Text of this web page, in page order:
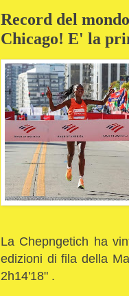
Record del
Chicago! E' la
La Chepngetich ha
edizioni di fila della
2h14'18" .